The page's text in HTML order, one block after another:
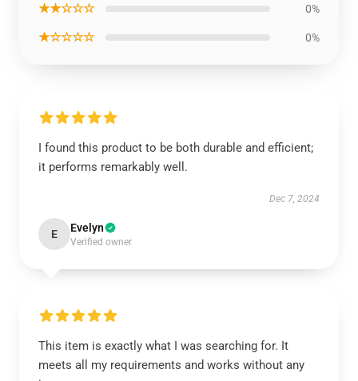
★★☆☆☆ 0%
★☆☆☆☆ 0%
I found this product to be both durable and efficient;
it performs remarkably well.
Dec 7, 2024
E Evelyn
Verified owner
This item is exactly what I was searching for. It
meets all my requirements and works without any